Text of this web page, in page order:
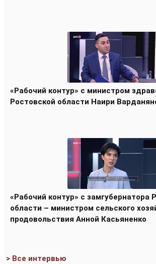
«Рабочий контур» с министром
Ростовской области Наири
«Рабочий контур» с замгубернатора
области – министром сельского
продовольствия Анной Касьяненко
> Все интервью